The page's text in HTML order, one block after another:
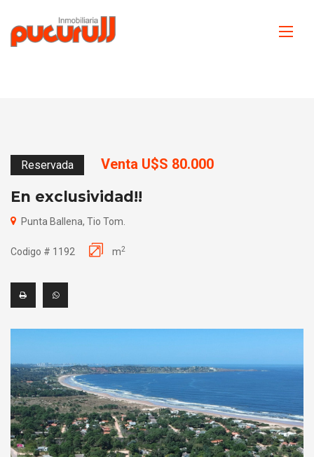
Reservada Venta U$S 80.000
En exclusividad!!
Punta Ballena, Tio Tom.
Codigo # 1192 m2